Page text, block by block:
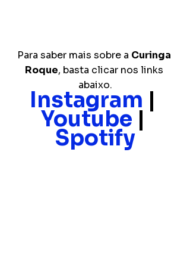
Para saber mais sobre a Curinga
Roque, basta clicar nos links
abaixo.
Instagram |
Youtube |
Spotify